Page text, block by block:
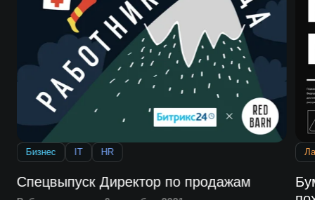
Бизнес IT HR
Спецвыпуск Директор по продажам